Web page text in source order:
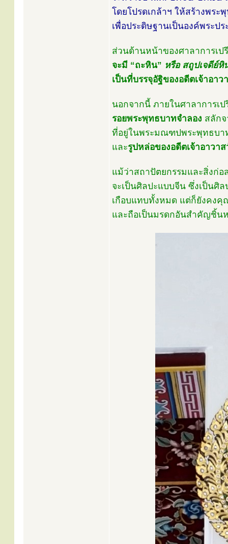
โดยโปรดเกล้าฯ ให้สร้างพร
เพื่อประดิษฐานเป็นองค์พระป
ส่วนด้านหน้าของศาลาการเป
จะมี “ถะหิน” หรือ สถูปเจดีย์หิ
เป็นที่บรรจุอัฐิของอดีตเจ้าอา
นอกจากนี้ ภายในศาลาการเ
รอยพระพุทธบาทจำลอง สลัก
ที่อยู่ในพระมณฑปพระพุทธบา
และรูปหล่อของอดีตเจ้าอาวา
แม้ว่าสถาปัตยกรรมและสิ่งก่อ
จะเป็นศิลปะแบบจีน ซึ่งเป็นศิ
เกือบแทบทั้งหมด แต่ก็ยังคงคุ
และถือเป็นมรดกอันสำคัญชิ้น